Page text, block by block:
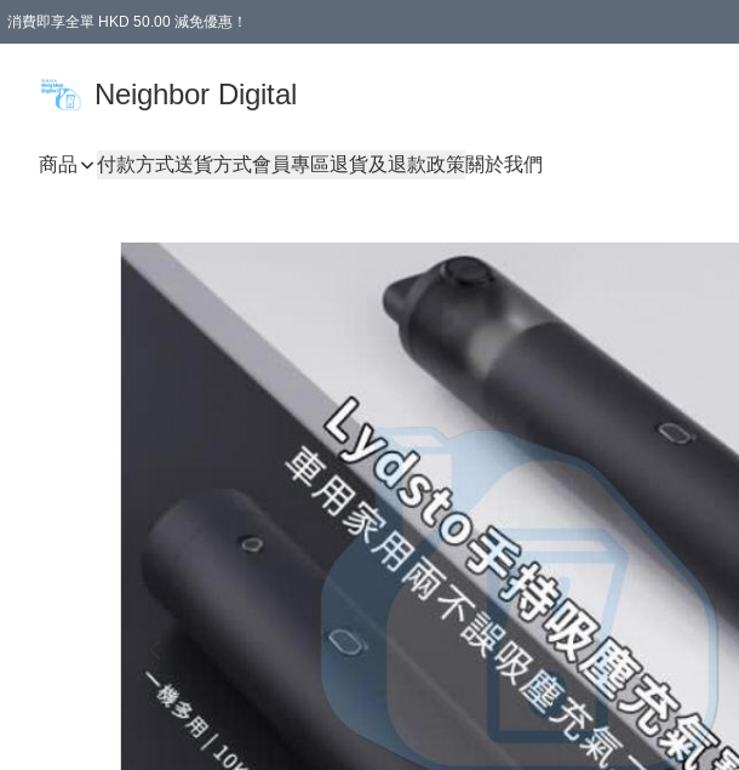
消費即享全單 HKD 50.00 減免優惠！
Neighbor Digital
商品 付款方式送貨方式會員專區退貨及退款政策關於我們